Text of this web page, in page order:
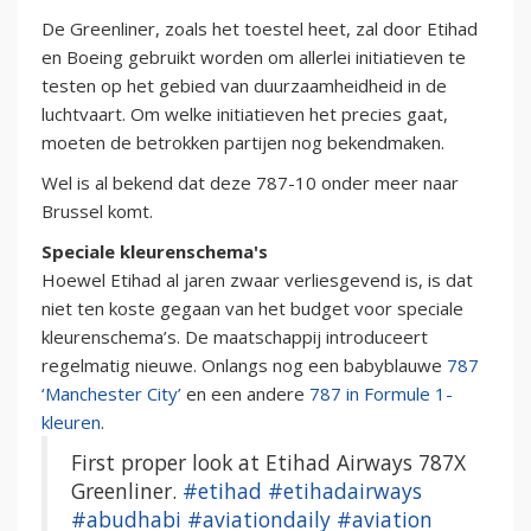
De Greenliner, zoals het toestel heet, zal door Etihad
en Boeing gebruikt worden om allerlei initiatieven te
testen op het gebied van duurzaamheidheid in de
luchtvaart. Om welke initiatieven het precies gaat,
moeten de betrokken partijen nog bekendmaken.
Wel is al bekend dat deze 787-10 onder meer naar
Brussel komt.
Speciale kleurenschema's
Hoewel Etihad al jaren zwaar verliesgevend is, is dat
niet ten koste gegaan van het budget voor speciale
kleurenschema’s. De maatschappij introduceert
regelmatig nieuwe. Onlangs nog een babyblauwe 787
‘Manchester City’ en een andere 787 in Formule 1-
kleuren.
First proper look at Etihad Airways 787X
Greenliner. #etihad #etihadairways
#abudhabi #aviationdaily #aviation